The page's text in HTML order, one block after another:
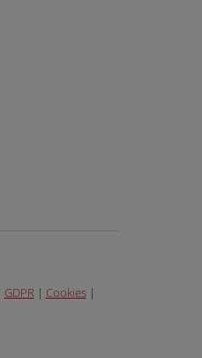
GDPR | Cookies|